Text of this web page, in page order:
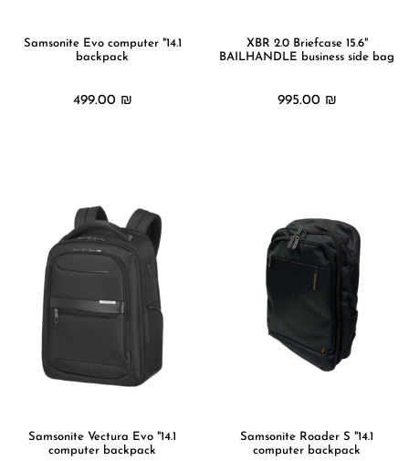
font_download סמן קישורים
"XBR 2.0 Briefcase 15.6
BAILHANDLE business side bag
995.00 ₪
14.1" Samsonite Evo computer
backpack
499.00 ₪
14.1" Samsonite Roader S
computer backpack
14.1" Samsonite Vectura Evo
computer backpack